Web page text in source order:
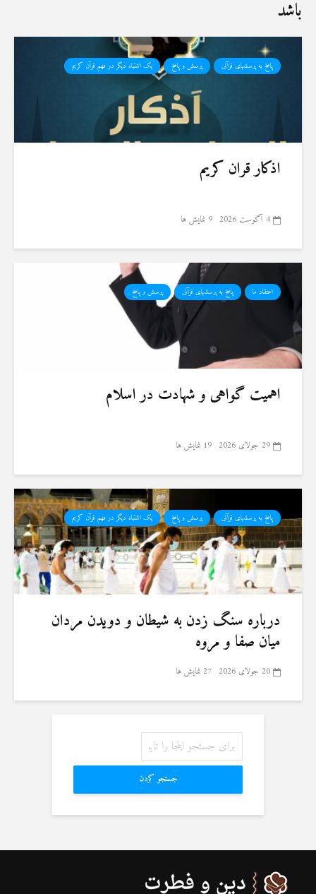
باشد
پاسخ به پرسشهای قرآنی پرسش و پاسخ یک اشتباه دیگر در فهم قرآن کریم
اذکار قران کریم
4 آگوست 2026 9 نمایش ها
اعتقاد ما پاسخ به پرسشهای قرآنی پرسش و پاسخ
اهمیت گواهی و شهادت در اسلام
29 جولای 2026 19 نمایش ها
پاسخ به پرسشهای قرآنی پرسش و پاسخ یک اشتباه دیگر در فهم قرآن کریم
درباره سنگ زدن به شیطان و دویدن مردان
میان صفا و مروه
20 جولای 2026 27 نمایش ها
جستجو کردن